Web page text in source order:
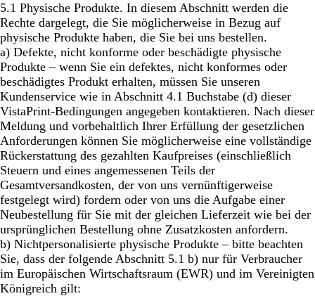
5.1 Physische Produkte. In diesem Abschnitt werden die
Rechte dargelegt, die Sie möglicherweise in Bezug auf
physische Produkte haben, die Sie bei uns bestellen.
a) Defekte, nicht konforme oder beschädigte physische
Produkte – wenn Sie ein defektes, nicht konformes oder
beschädigtes Produkt erhalten, müssen Sie unseren
Kundenservice wie in Abschnitt 4.1 Buchstabe (d) dieser
VistaPrint-Bedingungen angegeben kontaktieren. Nach dieser
Meldung und vorbehaltlich Ihrer Erfüllung der gesetzlichen
Anforderungen können Sie möglicherweise eine vollständige
Rückerstattung des gezahlten Kaufpreises (einschließlich
Steuern und eines angemessenen Teils der
Gesamtversandkosten, der von uns vernünftigerweise
festgelegt wird) fordern oder von uns die Aufgabe einer
Neubestellung für Sie mit der gleichen Lieferzeit wie bei der
ursprünglichen Bestellung ohne Zusatzkosten anfordern.
b) Nichtpersonalisierte physische Produkte – bitte beachten
Sie, dass der folgende Abschnitt 5.1 b) nur für Verbraucher
im Europäischen Wirtschaftsraum (EWR) und im Vereinigten
Königreich gilt: